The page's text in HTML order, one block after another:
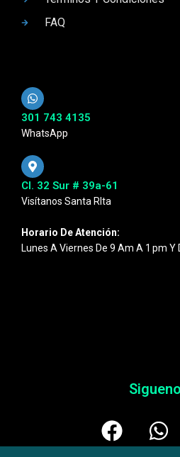
FAQ
301 743 4135
WhatsApp
Cl. 32 Sur # 39a-61
Visítanos Santa RIta
Horario De Atención:
Lunes A Viernes De 9 Am A 1 Pm Y